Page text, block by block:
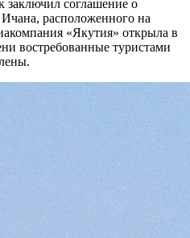
заключил соглашение о
Ичана, расположенного на
«Якутия» открыла в
востребованные туристами